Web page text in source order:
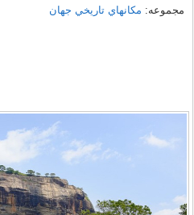
مجموعه: مكانهاي تاريخي جهان